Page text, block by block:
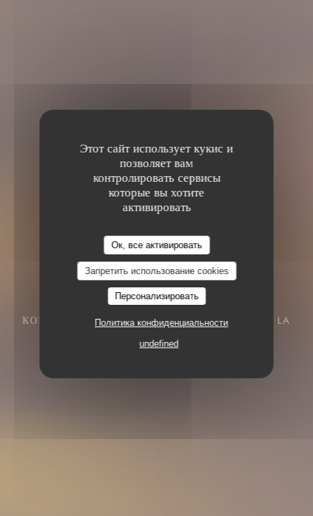
Этот сайт использует кукис и
позволяет вам
контролировать сервисы
которые вы хотите
активировать
Ок, все активировать
Запретить использование cookies
Персонализировать
Политика конфиденциальности
undefined
КОШЕРНЫЙ РЕСТОРАН
84 BOULEVARD DE LA